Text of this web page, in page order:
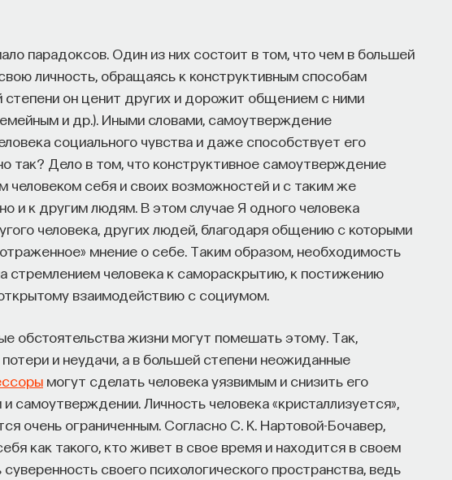
парадоксов. Один из них состоит в том, что чем в большей
личность, обращаясь к конструктивным способам
степени он ценит других и дорожит общением с ними
и др.). Иными словами, самоутверждение
социального чувства и даже способствует его
так? Дело в том, что конструктивное самоутверждение
человеком себя и своих возможностей и с таким же
и к другим людям. В этом случае Я одного человека
человека, других людей, благодаря общению с которыми
мнение о себе. Таким образом, необходимость
стремлением человека к самораскрытию, к постижению
взаимодействию с социумом.
обстоятельства жизни могут помешать этому. Так,
и неудачи, а в большей степени неожиданные
могут сделать человека уязвимым и снизить его
самоутверждении. Личность человека «кристаллизуется»,
очень ограниченным. Согласно С. К. Нартовой-Бочавер,
как такого, кто живет в свое время и находится в своем
своего психологического пространства, ведь
с опытом работы в научной сфере;
желающих сменить сферу деятельности;
опыта работы в индустрии, но стремится
оставить информацию о себе: образование, опыт
иностранными языками. КомандаNaukka Talents
применены, и поможет найти международную deep tech
сможет раскрыть свои таланты.​ Для тех, кто ещё
вебинары и индивидуальные консультации, чтобы
навыки. Позднее будет запущена серия спецпроектов,
и их устройстве.​
или опыт в исследовательской сфере — это ваш шанс
вместе приблизить Четвёртую индустриальную
в инновационном будущем!
своё резюме, чтобы стать участником программы: